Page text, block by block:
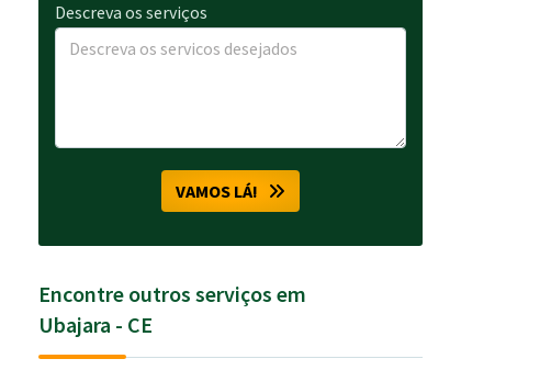
Descreva os serviços
VAMOS LÁ!
Encontre outros serviços em
Ubajara - CE